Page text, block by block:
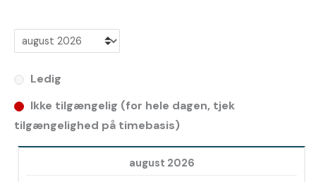
Ledig
Ikke tilgængelig (for hele dagen, tjek
tilgængelighed på timebasis)
august 2026